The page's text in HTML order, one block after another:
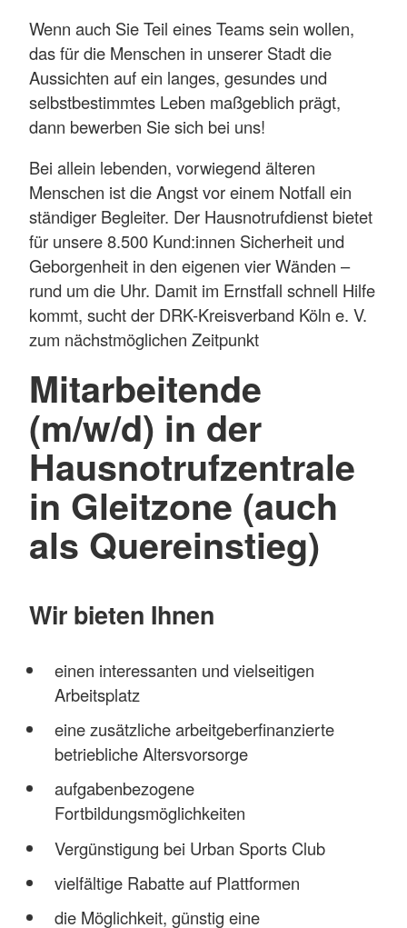
Wenn auch Sie Teil eines Teams sein wollen,
das für die Menschen in unserer Stadt die
Aussichten auf ein langes, gesundes und
selbstbestimmtes Leben maßgeblich prägt,
dann bewerben Sie sich bei uns!
Bei allein lebenden, vorwiegend älteren
Menschen ist die Angst vor einem Notfall ein
ständiger Begleiter. Der Hausnotrufdienst bietet
für unsere 8.500 Kund:innen Sicherheit und
Geborgenheit in den eigenen vier Wänden –
rund um die Uhr. Damit im Ernstfall schnell Hilfe
kommt, sucht der DRK-Kreisverband Köln e. V.
zum nächstmöglichen Zeitpunkt
Mitarbeitende
(m/w/d) in der
Hausnotrufzentrale
in Gleitzone (auch
als Quereinstieg)
Wir bieten Ihnen
einen interessanten und vielseitigen
Arbeitsplatz
eine zusätzliche arbeitgeberfinanzierte
betriebliche Altersvorsorge
aufgabenbezogene
Fortbildungsmöglichkeiten
Vergünstigung bei Urban Sports Club
vielfältige Rabatte auf Plattformen
die Möglichkeit, günstig eine